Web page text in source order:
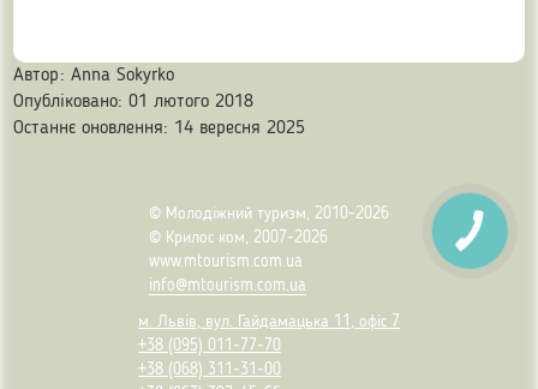
Автор:Anna Sokyrko
Опубліковано: 01 лютого 2018
Останнє оновлення: 14 вересня 2025
© Молодіжний туризм, 2010-2026
© Крилос ком, 2007-2026
www.mtourism.com.ua
info@mtourism.com.ua
м. Львів, вул. Гайдамацька 11, офіс 7
+38 (095) 011-77-70
+38 (068) 311-31-00